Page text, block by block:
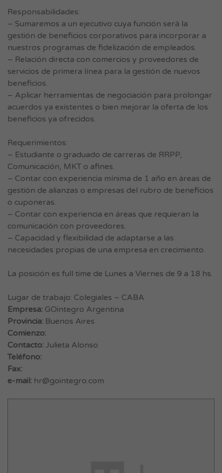
Responsabilidades:
– Sumaremos a un ejecutivo cuya función será la
gestión de beneficios corporativos para incorporar a
nuestros programas de fidelización de empleados.
– Relación directa con comercios y proveedores de
servicios de primera línea para la gestión de nuevos
beneficios.
– Aplicar herramientas de negociación para prolongar
acuerdos ya existentes o bien mejorar la oferta de los
beneficios ya ofrecidos.
Requerimientos:
– Estudiante o graduado de carreras de RRPP,
Comunicación, MKT o afines.
– Contar con experiencia mínima de 1 año en áreas de
gestión de alianzas o empresas del rubro de beneficios
o cuponeras.
– Contar con experiencia en áreas que requieran la
comunicación con proveedores.
– Capacidad y flexibilidad de adaptarse a las
necesidades propias de una empresa en crecimiento.
La posición es full time de Lunes a Viernes de 9 a 18 hs.
Lugar de trabajo: Colegiales – CABA
Empresa: GOintegro Argentina
Provincia: Buenos Aires
Comienzo:
Contacto: Julieta Alonso
Teléfono:
Fax:
e-mail: hr@gointegro.com